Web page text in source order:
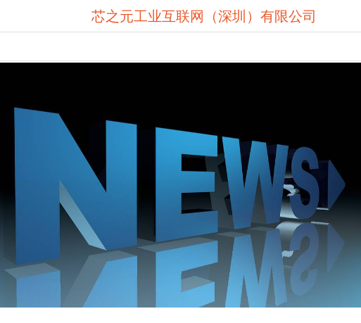
芯之元工业互联网（深圳）有限公司